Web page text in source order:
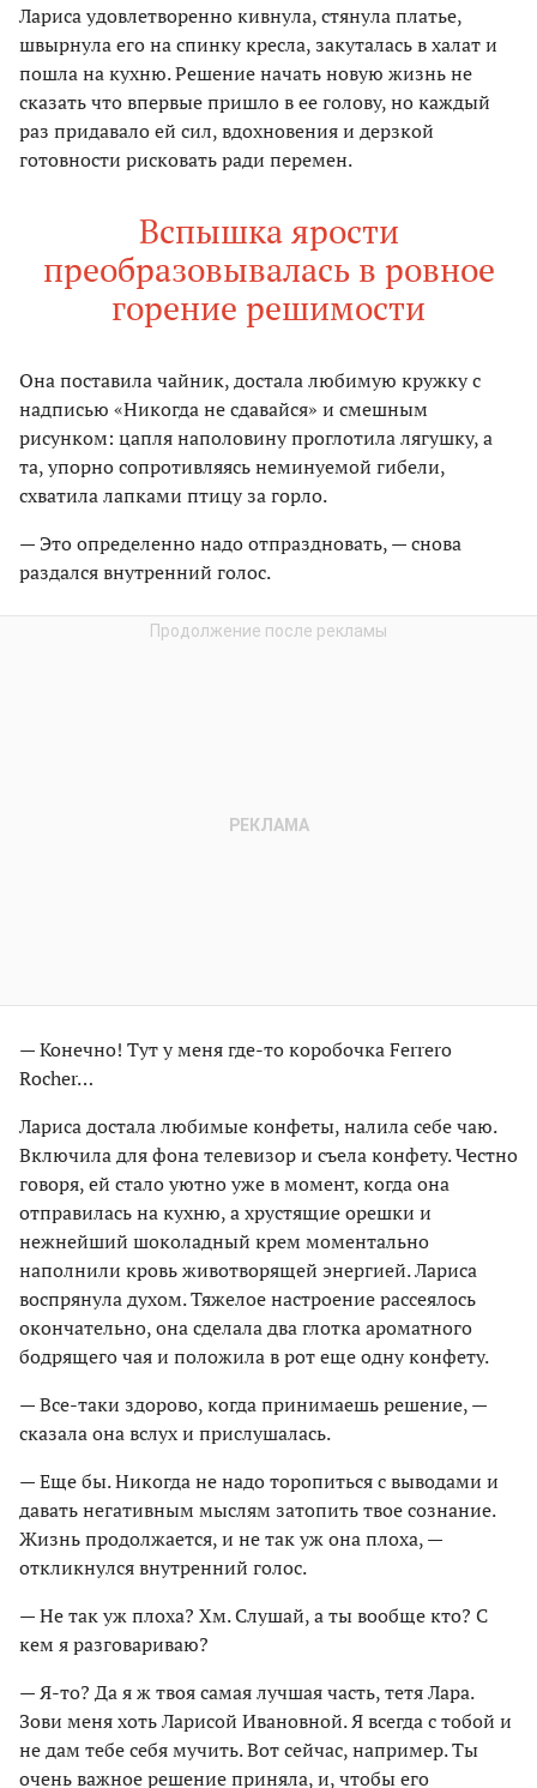
Лариса удовлетворенно кивнула, стянула платье,
швырнула его на спинку кресла, закуталась в халат и
пошла на кухню. Решение начать новую жизнь не
сказать что впервые пришло в ее голову, но каждый
раз придавало ей сил, вдохновения и дерзкой
готовности рисковать ради перемен.
Вспышка ярости
преобразовывалась в ровное
горение решимости
Она поставила чайник, достала любимую кружку с
надписью «Никогда не сдавайся» и смешным
рисунком: цапля наполовину проглотила лягушку, а
та, упорно сопротивляясь неминуемой гибели,
схватила лапками птицу за горло.
— Это определенно надо отпраздновать, — снова
раздался внутренний голос.
— Конечно! Тут у меня где-то коробочка Ferrero
Rocher…
Лариса достала любимые конфеты, налила себе чаю.
Включила для фона телевизор и съела конфету. Честно
говоря, ей стало уютно уже в момент, когда она
отправилась на кухню, а хрустящие орешки и
нежнейший шоколадный крем моментально
наполнили кровь животворящей энергией. Лариса
воспрянула духом. Тяжелое настроение рассеялось
окончательно, она сделала два глотка ароматного
бодрящего чая и положила в рот еще одну конфету.
— Все-таки здорово, когда принимаешь решение, —
сказала она вслух и прислушалась.
— Еще бы. Никогда не надо торопиться с выводами и
давать негативным мыслям затопить твое сознание.
Жизнь продолжается, и не так уж она плоха, —
откликнулся внутренний голос.
— Не так уж плоха? Хм. Слушай, а ты вообще кто? С
кем я разговариваю?
— Я-то? Да я ж твоя самая лучшая часть, тетя Лара.
Зови меня хоть Ларисой Ивановной. Я всегда с тобой и
не дам тебе себя мучить. Вот сейчас, например. Ты
очень важное решение приняла, и, чтобы его